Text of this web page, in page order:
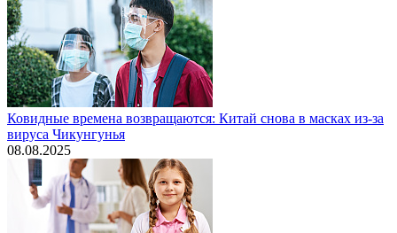
Ковидные времена возвращаются: Китай снова в масках из-за
вируса Чикунгунья
08.08.2025